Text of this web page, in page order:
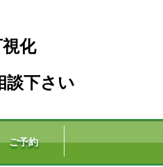
視化
談下さい
ご予約